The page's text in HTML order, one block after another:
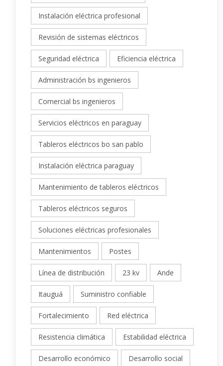
Instalación eléctrica profesional
Revisión de sistemas eléctricos
Seguridad eléctrica Eficiencia eléctrica
Administración bs ingenieros
Comercial bs ingenieros
Servicios eléctricos en paraguay
Tableros eléctricos bo san pablo
Instalación eléctrica paraguay
Mantenimiento de tableros eléctricos
Tableros eléctricos seguros
Soluciones eléctricas profesionales
Mantenimientos Postes
Línea de distribución 23 kv Ande
Itauguá Suministro confiable
Fortalecimiento Red eléctrica
Resistencia climática Estabilidad eléctrica
Desarrollo económico Desarrollo social